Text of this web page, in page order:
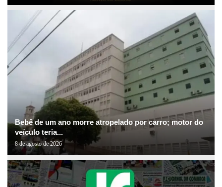
Bebê de um ano morre atropelado por carro; motor do
veículo teria...
8 de agosto de 2026